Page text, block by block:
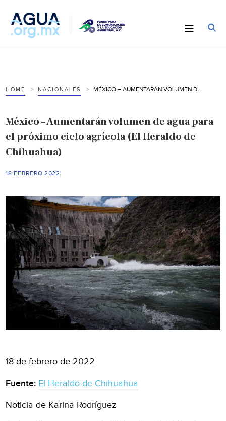
HOME NACIONALES
México – Aumentarán volumen de agua para
el próximo ciclo agrícola (El Heraldo de
Chihuahua)
18 FEBRERO 2022
18 de febrero de 2022
Fuente: El Heraldo de Chihuahua
Noticia de Karina Rodríguez